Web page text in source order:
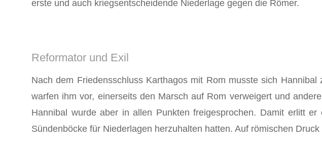
erste und auch kriegsentscheidende Niederlage gegen die Römer.
Reformator und Exil
Nach dem Friedensschluss Karthagos mit Rom musste sich
warfen ihm vor, einerseits den Marsch auf Rom verweigert und
Hannibal wurde aber in allen Punkten freigesprochen. Damit erlitt
Sündenböcke für Niederlagen herzuhalten hatten. Auf römischen